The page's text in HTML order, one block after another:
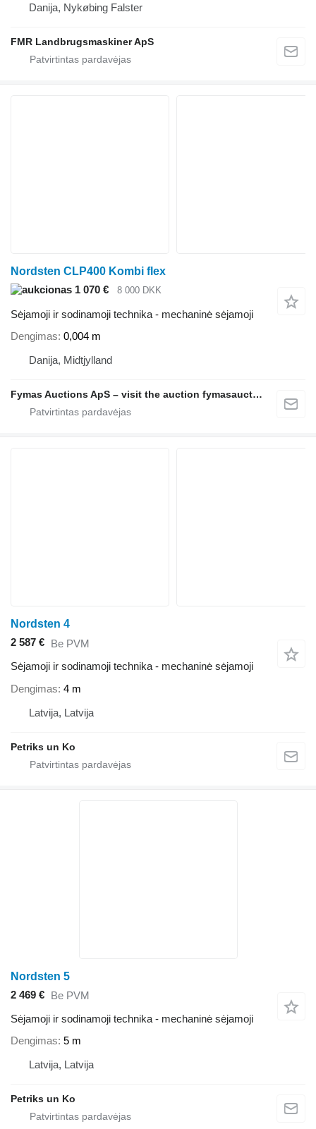
Danija, Nykøbing Falster
FMR Landbrugsmaskiner ApS
Nordsten CLP400 Kombi flex
1 070 €
8 000 DKK
Sėjamoji ir sodinamoji technika - mechaninė sėjamoji
Dengimas 0,004 m
Danija, Midtjylland
Fymas Auctions ApS – visit the auction fymasauctions.dk
Nordsten 4
2 587 € Be PVM
Sėjamoji ir sodinamoji technika - mechaninė sėjamoji
Dengimas 4 m
Latvija, Latvija
Petriks un Ko
Nordsten 5
2 469 € Be PVM
Sėjamoji ir sodinamoji technika - mechaninė sėjamoji
Dengimas 5 m
Latvija, Latvija
Petriks un Ko